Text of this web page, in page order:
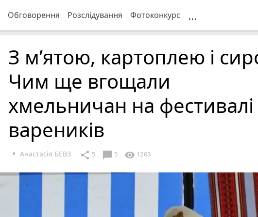
Обговорення Розслідування Фотоконкурс ...
З м’ятою, картоплею і
Чим ще вгощали
хмельничан на фестивалі
вареників
Анастасія БЕВЗ share 5 chat_bubble 5 visibility 1263